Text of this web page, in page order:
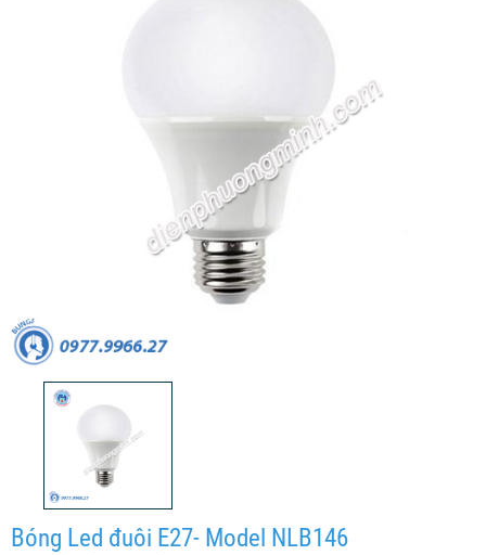
Bóng Led đuôi E27- Model NLB146